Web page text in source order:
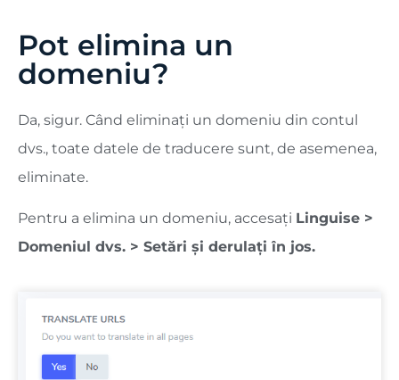
Pot elimina un
domeniu?
Da, sigur. Când eliminați un domeniu din contul
dvs., toate datele de traducere sunt, de asemenea,
eliminate.
Pentru a elimina un domeniu, accesați Linguise >
Domeniul dvs. > Setări și derulați în jos.